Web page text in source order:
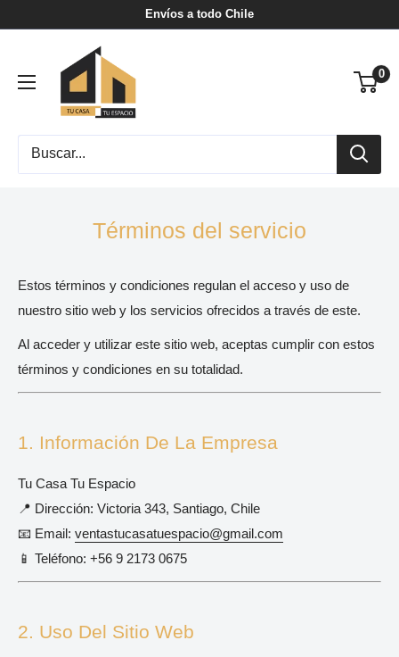
contenido
Envíos a todo Chile
Casa
Tu
0
Términos del servicio
Estos términos y condiciones regulan el acceso y uso de
nuestro sitio web y los servicios ofrecidos a través de este.
Al acceder y utilizar este sitio web, aceptas cumplir con estos
términos y condiciones en su totalidad.
1. Información De La Empresa
Tu Casa Tu Espacio
📍 Dirección: Victoria 343, Santiago, Chile
📧 Email: ventastucasatuespacio@gmail.com
📱 Teléfono: +56 9 2173 0675
2. Uso Del Sitio Web